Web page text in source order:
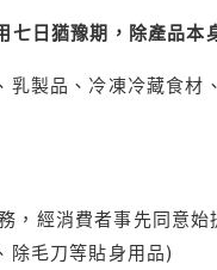
日猶豫期，除產品本
乳製品、冷凍冷藏食材
，經消費者事先同意
除毛刀等貼身用品)